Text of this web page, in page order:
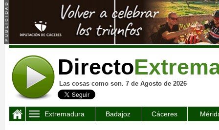
Directo
Las cosas como son. 7 de Agosto de 2026
Extremadura Badajoz Cáceres